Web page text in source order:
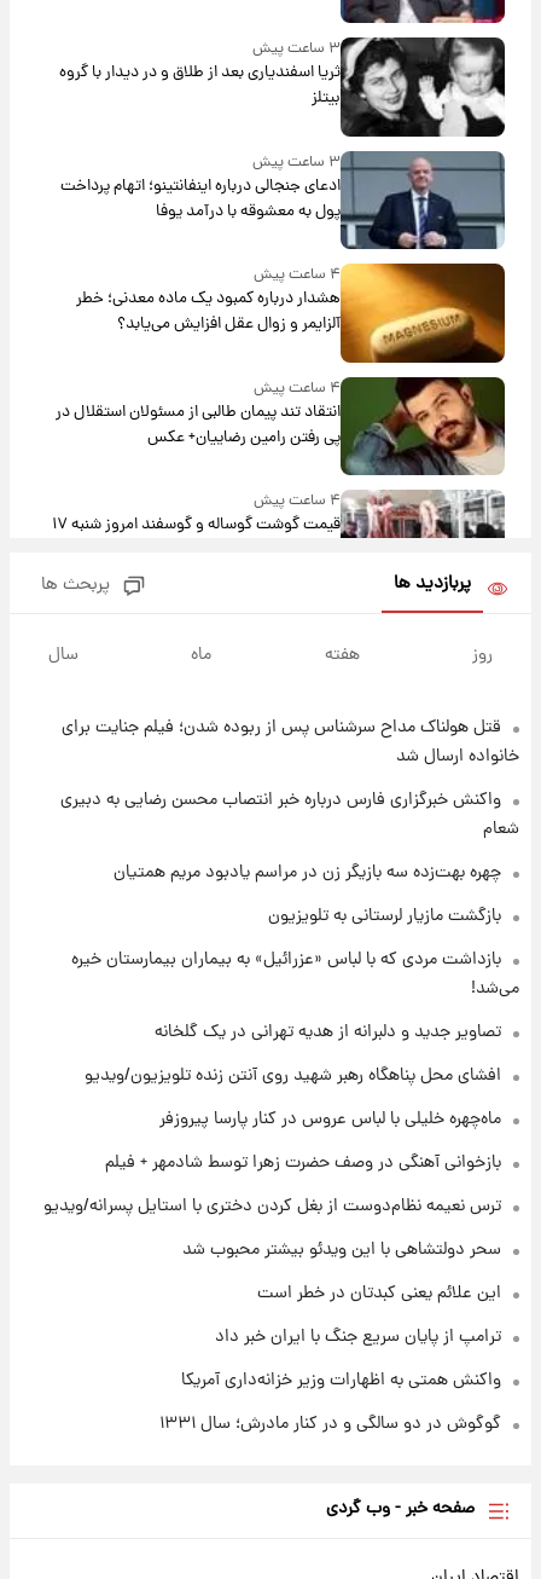
۳ ساعت پیش
ثریا اسفندیاری بعد از طلاق و در دیدار با گروه
بیتلز
۳ ساعت پیش
ادعای جنجالی درباره اینفانتینو؛ اتهام پرداخت
پول به معشوقه با درآمد یوفا
۴ ساعت پیش
هشدار درباره کمبود یک ماده معدنی؛ خطر
آلزایمر و زوال عقل افزایش می‌یابد؟
۴ ساعت پیش
انتقاد تند پیمان طالبی از مسئولان استقلال در
پی رفتن رامین رضاییان+ عکس
۴ ساعت پیش
قیمت گوشت گوساله و گوسفند امروز شنبه ۱۷
شوید+ فیلم
۵ ساعت پیش
قیمت محصولات ایران‌خودرو و سایپا امروز شنبه
۱۷ مرداد ۱۴۰۵
۱۹ ساعت پیش
۲۰ ساعت پیش
بازیکن به درد نخور استقلال با مقصد اروپا این
تیم را ترک کرد!
تصاویر کمتر دیده‌شده از شهیدان حاجی‌زاده و
پربازدید ها پربحث ها
روز هفته ماه سال
قتل هولناک مداح سرشناس پس از ربوده شدن؛ فیلم جنایت برای
خانواده ارسال شد
واکنش خبرگزاری فارس درباره خبر انتصاب محسن رضایی به دبیری
شعام
چهره بهت‌زده سه بازیگر زن در مراسم یادبود مریم همتیان
بازگشت مازیار لرستانی به تلویزیون
بازداشت مردی که با لباس «عزرائیل» به بیماران بیمارستان خیره
می‌شد!
تصاویر جدید و دلبرانه از هدیه تهرانی در یک گلخانه
افشای محل پناهگاه‌ رهبر شهید روی آنتن زنده تلویزیون/ویدیو
ماه‌چهره خلیلی با لباس عروس در کنار پارسا پیروزفر
بازخوانی آهنگی در وصف حضرت زهرا توسط شادمهر + فیلم
ترس نعیمه نظام‌دوست از بغل کردن دختری با استایل پسرانه/ویدیو
سحر دولتشاهی با این ویدئو بیشتر محبوب شد
این علائم یعنی کبدتان در خطر است
ترامپ از پایان سریع جنگ با ایران خبر داد
واکنش همتی به اظهارات وزیر خزانه‌داری آمریکا
گوگوش در دو سالگی و در کنار مادرش؛ سال ۱۳۳۱
صفحه خبر - وب گردی